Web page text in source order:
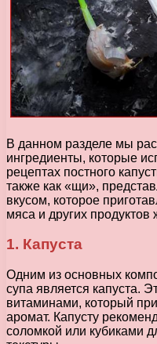
В данном разделе мы
ингредиенты, которые
рецептах постного
также как «щи»,
вкусом, которое
мяса и других
1. Капуста
Одним из основных
супа является капуста.
витаминами, который
аромат. Капусту
соломкой или кубиками